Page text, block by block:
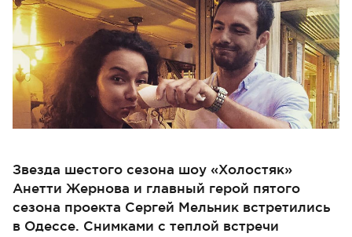
Звезда шестого сезона шоу «Холостяк»
Анетти Жернова и главный герой пятого
сезона проекта Сергей Мельник встретились
в Одессе. Снимками с теплой встречи